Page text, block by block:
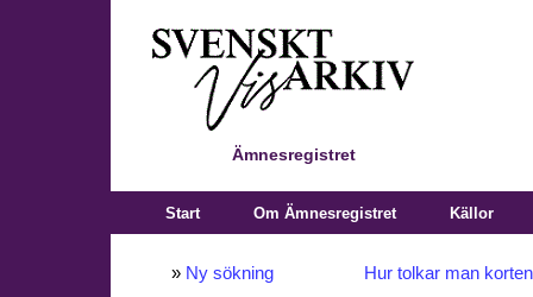
Ämnesregistret
Start Om Ämnesregistret Källor
» Ny sökning Hur tolkar man